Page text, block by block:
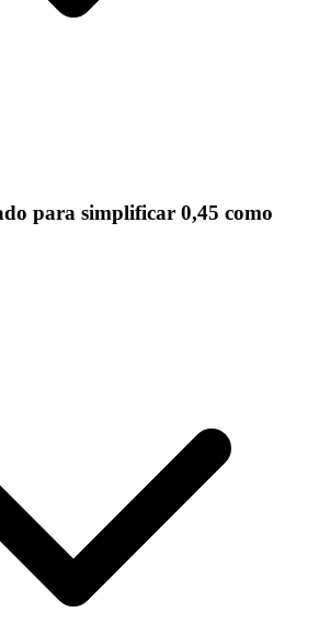
para simplificar 0,45 como